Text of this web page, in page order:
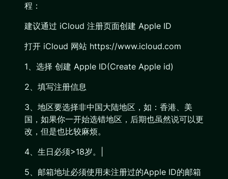
程：
建议通过 iCloud 注册页面创建 Apple ID
打开 iCloud 网站 https://www.icloud.com
1、选择 创建 Apple ID(Create Apple id)
2、填写注册信息
3、地区要选择非中国大陆地区，如：香港、美
国，如果你一开始选错地区，后期也虽然说可以更
改，但是也比较麻烦。
4、生日必须>18岁。|
5、邮箱地址必须使用未注册过的Apple ID的邮箱